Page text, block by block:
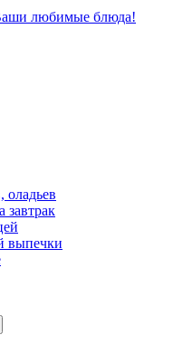
любимые блюда!
оладьев
завтрак
выпечки